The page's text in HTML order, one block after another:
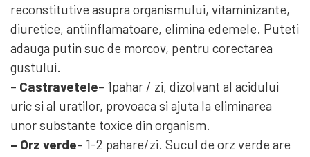
reconstitutive asupra organismului, vitaminizante,
diuretice, antiinflamatoare, elimina edemele. Puteti
adauga putin suc de morcov, pentru corectarea
gustului.
– Castravetele– 1pahar / zi, dizolvant al acidului
uric si al uratilor, provoaca si ajuta la eliminarea
unor substante toxice din organism.
– Orz verde– 1-2 pahare/zi. Sucul de orz verde are